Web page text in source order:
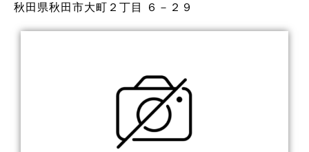
秋田県秋田市大町２丁目 ６－２９